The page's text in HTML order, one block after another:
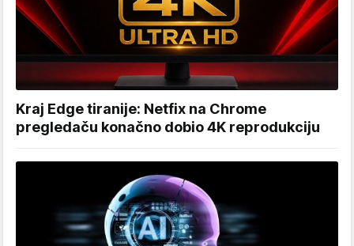
Kraj Edge tiranije: Netfix na Chrome
pregledaču konačno dobio 4K reprodukciju